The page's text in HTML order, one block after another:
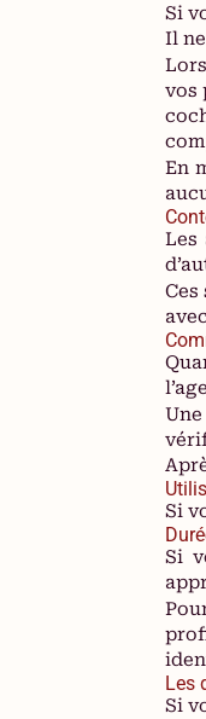
Si
Il
vos
En
Les
Si
Si
Les
Si